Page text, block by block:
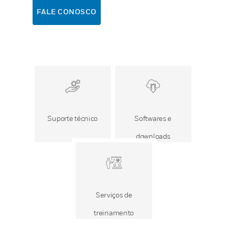
FALE CONOSCO
Suporte técnico Softwares e
downloads
Serviços de
treinamento